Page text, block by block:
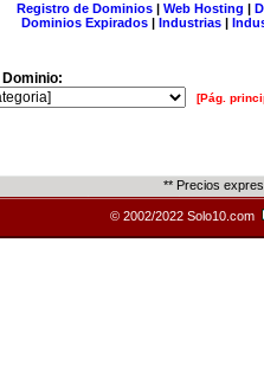
Registro de Dominios| Web Hosting |
Dominios Expirados | Industrias |
[Pág.
** Precios
© 2002/2022 Solo10.com